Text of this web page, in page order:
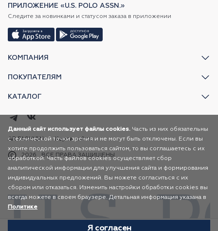
КОМПАНИЯ
ПОКУПАТЕЛЯМ
КАТАЛОГ
ПРИЛОЖЕНИЕ «U.S. POLO ASSN.»
Следите за новинками и статусом заказа в приложении
2026 ВСЕ ПРАВА ЗАЩИЩЕНЫ
AR FASHION Карта сайта
Данный сайт использует файлы cookies. Часть из них обязательны
с технической точки зрения и не могут быть отключены. Если вы
хотите продолжить пользоваться сайтом, то вы соглашаетесь с их
обработкой. Часть файлов cookies осуществляет сбор
аналитической информации для улучшения сайта и формирования
индивидуальных предложений. Вы можете согласиться с их
сбором или отказаться. Изменить настройки обработки cookies вы
всегда можете в своем браузере. Детальная информация указана в
Политике
Я согласен